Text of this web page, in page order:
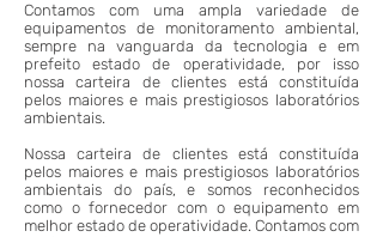
Contamos com uma ampla variedade de
equipamentos de monitoramento ambiental,
sempre na vanguarda da tecnologia e em
prefeito estado de operatividade, por isso
nossa carteira de clientes está constituída
pelos maiores e mais prestigiosos laboratórios
ambientais.
Nossa carteira de clientes está constituída
pelos maiores e mais prestigiosos laboratórios
ambientais do país, e somos reconhecidos
como o fornecedor com o equipamento em
melhor estado de operatividade. Contamos com